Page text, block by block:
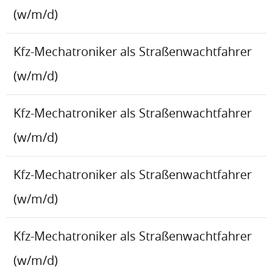
(w/m/d)
Kfz-Mechatroniker als Straßenwachtfahrer
(w/m/d)
Kfz-Mechatroniker als Straßenwachtfahrer
(w/m/d)
Kfz-Mechatroniker als Straßenwachtfahrer
(w/m/d)
Kfz-Mechatroniker als Straßenwachtfahrer
(w/m/d)